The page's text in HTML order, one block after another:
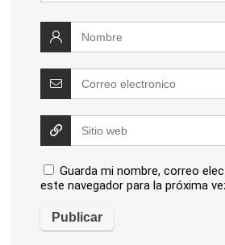
Guarda mi nombre, correo
este navegador para la próxima